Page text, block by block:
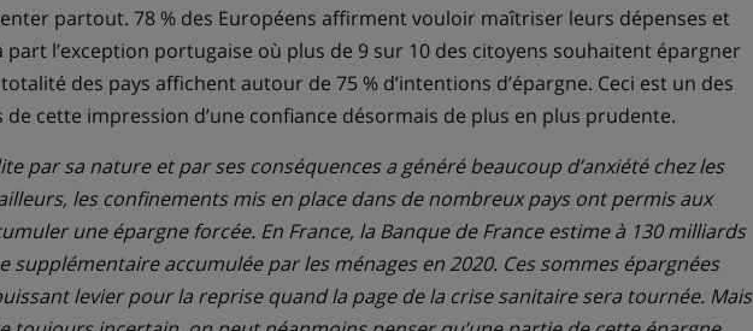
partout. 78 % des Européens affirment vouloir maîtriser leurs dépenses et
part l’exception portugaise où plus de 9 sur 10 des citoyens souhaitent épargner
des pays affichent autour de 75 % d’intentions d’épargne. Ceci est un des
cette impression d’une confiance désormais de plus en plus prudente.
par sa nature et par ses conséquences a généré beaucoup d’anxiété chez les
les confinements mis en place dans de nombreux pays ont permis aux
une épargne forcée. En France, la Banque de France estime à 130 milliards
supplémentaire accumulée par les ménages en 2020. Ces sommes épargnées
levier pour la reprise quand la page de la crise sanitaire sera tournée. Mais